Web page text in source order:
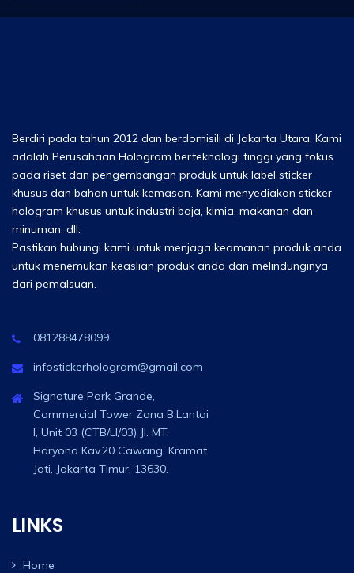
Berdiri pada tahun 2012 dan berdomisili di Jakarta Utara. Kami
adalah Perusahaan Hologram berteknologi tinggi yang fokus
pada riset dan pengembangan produk untuk label sticker
khusus dan bahan untuk kemasan. Kami menyediakan sticker
hologram khusus untuk industri baja, kimia, makanan dan
minuman, dll.
Pastikan hubungi kami untuk menjaga keamanan produk anda
untuk menemukan keaslian produk anda dan melindunginya
dari pemalsuan.
081288478099
infostickerhologram@gmail.com
Signature Park Grande,
Commercial Tower Zona B,Lantai
I, Unit 03 (CTB/LI/03) Jl. MT.
Haryono Kav.20 Cawang, Kramat
Jati, Jakarta Timur, 13630.
LINKS
Home